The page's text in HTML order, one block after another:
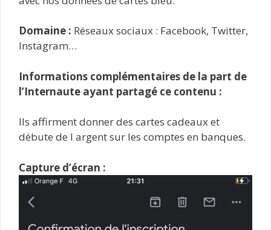
Domaine : Réseaux sociaux : Facebook, Twitter,
Instagram…
Informations complémentaires de la part de
l’Internaute ayant partagé ce contenu :
Ils affirment donner des cartes cadeaux et
débute de l argent sur les comptes en banques.
Capture d’écran :